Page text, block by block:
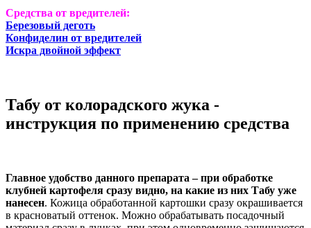
Средства от вредителей:
Березовый деготь
Конфиделин от вредителей
Искра двойной эффект
Табу от колорадского жука -
инструкция по применению средства
Главное удобство данного препарата – при обработке
клубней картофеля сразу видно, на какие из них Табу уже
нанесен. Кожица обработанной картошки сразу окрашивается
в красноватый оттенок. Можно обрабатывать посадочный